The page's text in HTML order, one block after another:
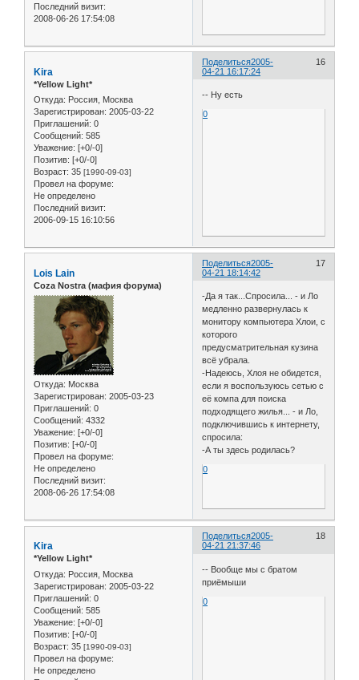
Последний визит:
2008-06-26 17:54:08
Поделиться 16
2005-
04-21 16:17:24
Kira
*Yellow Light*
Откуда: Россия, Москва
Зарегистрирован: 2005-03-22
Приглашений: 0
Сообщений: 585
Уважение: [+0/-0]
Позитив: [+0/-0]
Возраст: 35 [1990-09-03]
Провел на форуме:
Не определено
Последний визит:
2006-09-15 16:10:56
-- Ну есть
0
Поделиться 17
2005-
04-21 18:14:42
Lois Lain
Coza Nostra (мафия форума)
Откуда: Москва
Зарегистрирован: 2005-03-23
Приглашений: 0
Сообщений: 4332
Уважение: [+0/-0]
Позитив: [+0/-0]
Провел на форуме:
Не определено
Последний визит:
2008-06-26 17:54:08
-Да я так...Спросила... - и Ло
медленно развернулась к
монитору компьютера Хлои, с
которого
предусматрительная кузина
всё убрала.
-Надеюсь, Хлоя не обидется,
если я воспользуюсь сетью с
её компа для поиска
подходящего жилья... - и Ло,
подключившись к интернету,
спросила:
-А ты здесь родилась?
0
Поделиться 18
2005-
04-21 21:37:46
Kira
*Yellow Light*
Откуда: Россия, Москва
Зарегистрирован: 2005-03-22
Приглашений: 0
Сообщений: 585
Уважение: [+0/-0]
Позитив: [+0/-0]
Возраст: 35 [1990-09-03]
Провел на форуме:
Не определено
-- Вообще мы с братом
приёмыши
0